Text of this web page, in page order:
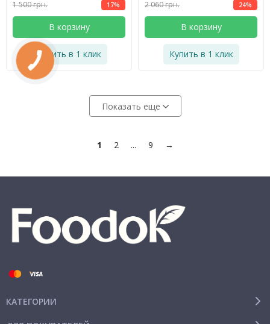
1 500 грн. 17%
В корзину
Купить в 1 клик
2 060 грн. 24%
В корзину
Купить в 1 клик
Показать еще
1 2 ... 9 →
КАТЕГОРИИ